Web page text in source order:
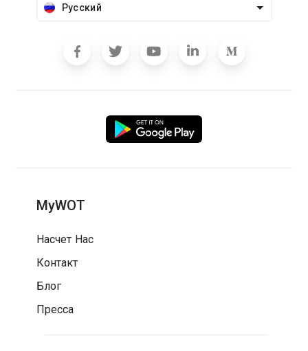
Русский
MyWOT
Насчет Нас
Контакт
Блог
Пресса